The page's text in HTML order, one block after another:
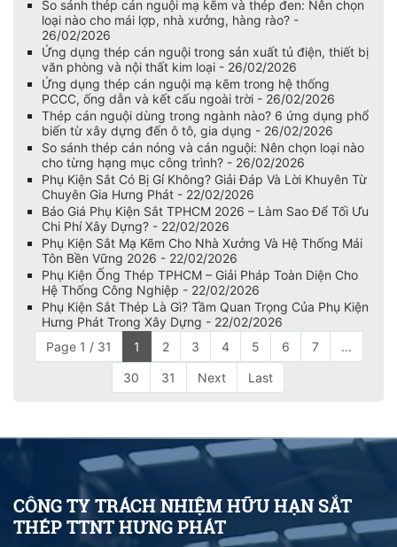
So sánh thép cán nguội mạ kẽm và thép đen: Nên chọn
loại nào cho mái lợp, nhà xưởng, hàng rào? -
26/02/2026
Ứng dụng thép cán nguội trong sản xuất tủ điện, thiết bị
văn phòng và nội thất kim loại - 26/02/2026
Ứng dụng thép cán nguội mạ kẽm trong hệ thống
PCCC, ống dẫn và kết cấu ngoài trời - 26/02/2026
Thép cán nguội dùng trong ngành nào? 6 ứng dụng phổ
biến từ xây dựng đến ô tô, gia dụng - 26/02/2026
So sánh thép cán nóng và cán nguội: Nên chọn loại nào
cho từng hạng mục công trình? - 26/02/2026
Phụ Kiện Sắt Có Bị Gỉ Không? Giải Đáp Và Lời Khuyên Từ
Chuyên Gia Hưng Phát - 22/02/2026
Báo Giá Phụ Kiện Sắt TPHCM 2026 – Làm Sao Để Tối Ưu
Chi Phí Xây Dựng? - 22/02/2026
Phụ Kiện Sắt Mạ Kẽm Cho Nhà Xưởng Và Hệ Thống Mái
Tôn Bền Vững 2026 - 22/02/2026
Phụ Kiện Ống Thép TPHCM – Giải Pháp Toàn Diện Cho
Hệ Thống Công Nghiệp - 22/02/2026
Phụ Kiện Sắt Thép Là Gì? Tầm Quan Trọng Của Phụ Kiện
Hưng Phát Trong Xây Dựng - 22/02/2026
Page 1 / 31
1 2 3 4 5 6 7 ...
30 31 Next Last
CÔNG TY TRÁCH NHIỆM HỮU HẠN SẮT
THÉP TTNT HƯNG PHÁT